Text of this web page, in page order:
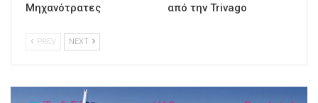
Μηχανότρατες
από την Trivago
PREV NEXT